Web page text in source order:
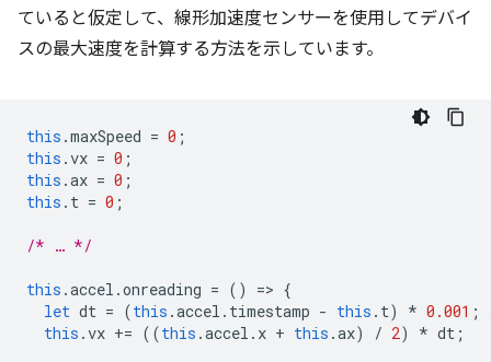
ていると仮定して、線形加速度センサーを使用してデバイ
スの最大速度を計算する方法を示しています。
this .maxSpeed = 0 ;
this .vx = 0 ;
this .ax = 0 ;
this . t = 0 ;
/* … */
this .accel .onreading = () => {
let dt = (this .accel . timestamp - this . t) * 0.001 ;
this .vx += ((this .accel . x + this .ax) / 2) * dt ;